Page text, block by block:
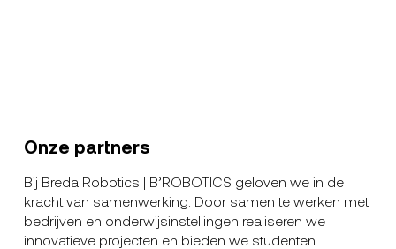
Onze partners
Bij Breda Robotics | B’ROBOTICS geloven we in de
kracht van samenwerking. Door samen te werken met
bedrijven en onderwijsinstellingen realiseren we
innovatieve projecten en bieden we studenten